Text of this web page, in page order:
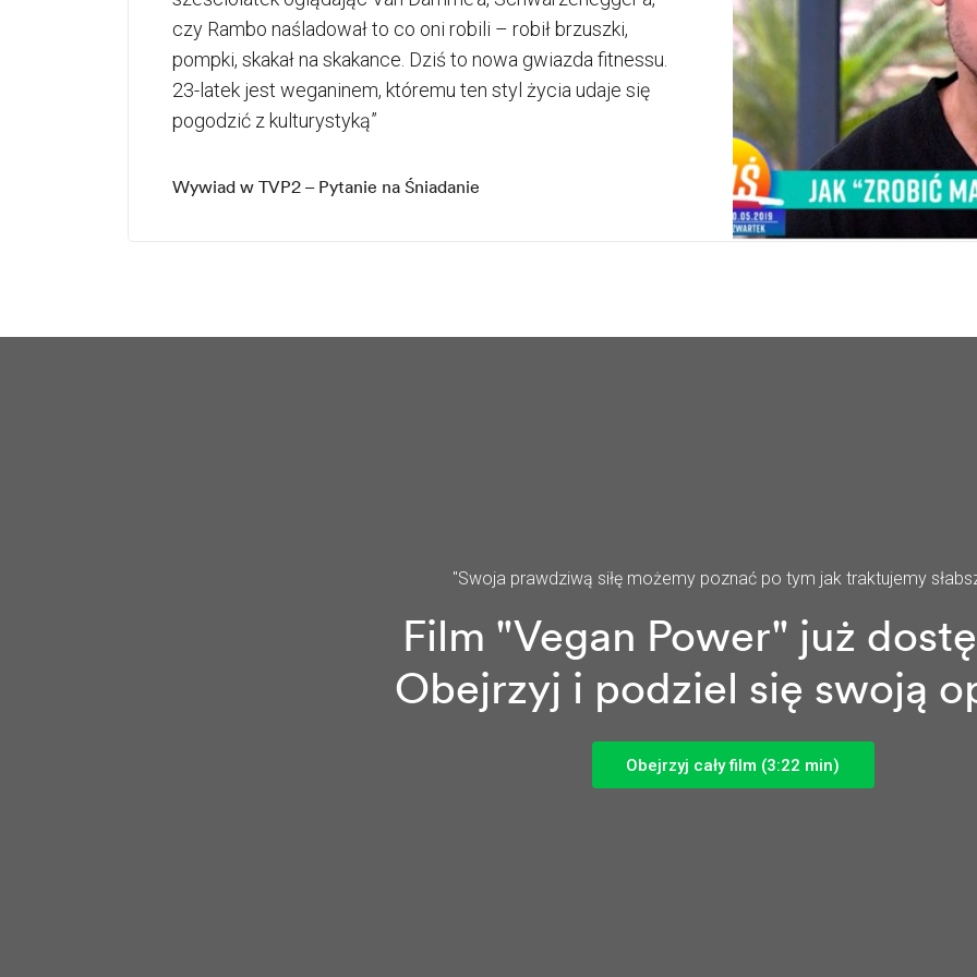
czy Rambo naśladował to co oni robili – robił brzuszki,
pompki, skakał na skakance. Dziś to nowa gwiazda fitnessu.
23-latek jest weganinem, któremu ten styl życia udaje się
pogodzić z kulturystyką”
Wywiad w TVP2 – Pytanie na Śniadanie
"Swoja prawdziwą siłę możemy poznać po tym jak traktujemy
Film "Vegan Power" już
Obejrzyj i podziel się swoją
Obejrzyj cały film (3:22 min)